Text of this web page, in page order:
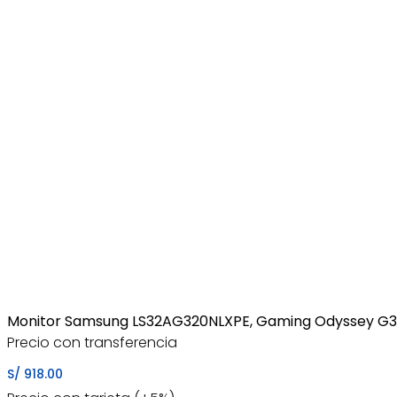
Monitor Samsung LS32AG320NLXPE, Gaming Odyssey
Precio con transferencia
S/ 918.00